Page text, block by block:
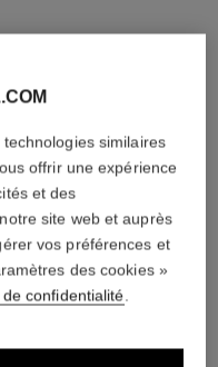
similaires
offrir une expérience
et des
site web et auprès
vos préférences et
des cookies »
de confidentialité.